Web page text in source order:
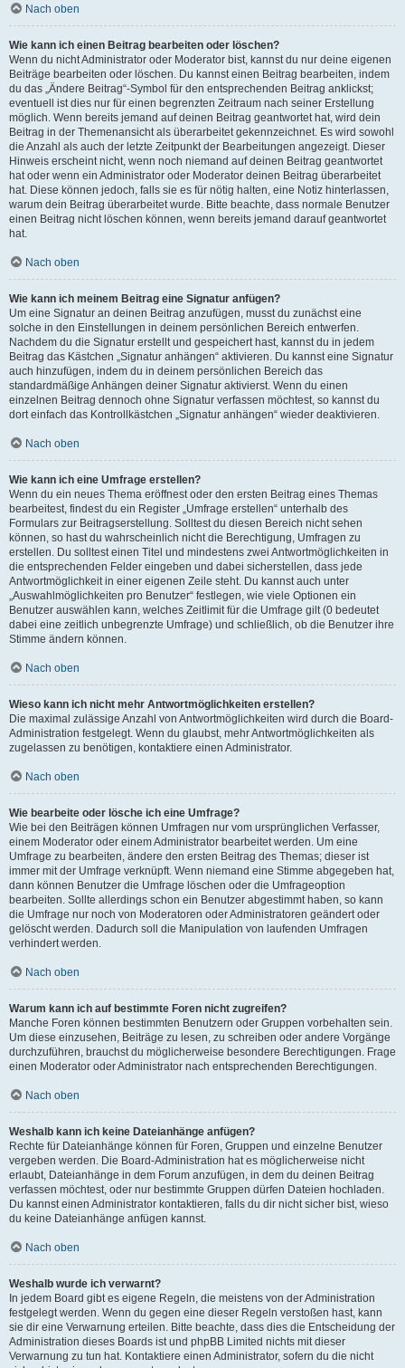
Nach oben
Wie kann ich einen Beitrag bearbeiten oder löschen?
Wenn du nicht Administrator oder Moderator bist, kannst du nur deine eigenen
Beiträge bearbeiten oder löschen. Du kannst einen Beitrag bearbeiten, indem
du das „Ändere Beitrag“-Symbol für den entsprechenden Beitrag anklickst;
eventuell ist dies nur für einen begrenzten Zeitraum nach seiner Erstellung
möglich. Wenn bereits jemand auf deinen Beitrag geantwortet hat, wird dein
Beitrag in der Themenansicht als überarbeitet gekennzeichnet. Es wird sowohl
die Anzahl als auch der letzte Zeitpunkt der Bearbeitungen angezeigt. Dieser
Hinweis erscheint nicht, wenn noch niemand auf deinen Beitrag geantwortet
hat oder wenn ein Administrator oder Moderator deinen Beitrag überarbeitet
hat. Diese können jedoch, falls sie es für nötig halten, eine Notiz hinterlassen,
warum dein Beitrag überarbeitet wurde. Bitte beachte, dass normale Benutzer
einen Beitrag nicht löschen können, wenn bereits jemand darauf geantwortet
hat.
Nach oben
Wie kann ich meinem Beitrag eine Signatur anfügen?
Um eine Signatur an deinen Beitrag anzufügen, musst du zunächst eine
solche in den Einstellungen in deinem persönlichen Bereich entwerfen.
Nachdem du die Signatur erstellt und gespeichert hast, kannst du in jedem
Beitrag das Kästchen „Signatur anhängen“ aktivieren. Du kannst eine Signatur
auch hinzufügen, indem du in deinem persönlichen Bereich das
standardmäßige Anhängen deiner Signatur aktivierst. Wenn du einen
einzelnen Beitrag dennoch ohne Signatur verfassen möchtest, so kannst du
dort einfach das Kontrollkästchen „Signatur anhängen“ wieder deaktivieren.
Nach oben
Wie kann ich eine Umfrage erstellen?
Wenn du ein neues Thema eröffnest oder den ersten Beitrag eines Themas
bearbeitest, findest du ein Register „Umfrage erstellen“ unterhalb des
Formulars zur Beitragserstellung. Solltest du diesen Bereich nicht sehen
können, so hast du wahrscheinlich nicht die Berechtigung, Umfragen zu
erstellen. Du solltest einen Titel und mindestens zwei Antwortmöglichkeiten in
die entsprechenden Felder eingeben und dabei sicherstellen, dass jede
Antwortmöglichkeit in einer eigenen Zeile steht. Du kannst auch unter
„Auswahlmöglichkeiten pro Benutzer“ festlegen, wie viele Optionen ein
Benutzer auswählen kann, welches Zeitlimit für die Umfrage gilt (0 bedeutet
dabei eine zeitlich unbegrenzte Umfrage) und schließlich, ob die Benutzer ihre
Stimme ändern können.
Nach oben
Wieso kann ich nicht mehr Antwortmöglichkeiten erstellen?
Die maximal zulässige Anzahl von Antwortmöglichkeiten wird durch die Board-
Administration festgelegt. Wenn du glaubst, mehr Antwortmöglichkeiten als
zugelassen zu benötigen, kontaktiere einen Administrator.
Nach oben
Wie bearbeite oder lösche ich eine Umfrage?
Wie bei den Beiträgen können Umfragen nur vom ursprünglichen Verfasser,
einem Moderator oder einem Administrator bearbeitet werden. Um eine
Umfrage zu bearbeiten, ändere den ersten Beitrag des Themas; dieser ist
immer mit der Umfrage verknüpft. Wenn niemand eine Stimme abgegeben hat,
dann können Benutzer die Umfrage löschen oder die Umfrageoption
bearbeiten. Sollte allerdings schon ein Benutzer abgestimmt haben, so kann
die Umfrage nur noch von Moderatoren oder Administratoren geändert oder
gelöscht werden. Dadurch soll die Manipulation von laufenden Umfragen
verhindert werden.
Nach oben
Warum kann ich auf bestimmte Foren nicht zugreifen?
Manche Foren können bestimmten Benutzern oder Gruppen vorbehalten sein.
Um diese einzusehen, Beiträge zu lesen, zu schreiben oder andere Vorgänge
durchzuführen, brauchst du möglicherweise besondere Berechtigungen. Frage
einen Moderator oder Administrator nach entsprechenden Berechtigungen.
Nach oben
Weshalb kann ich keine Dateianhänge anfügen?
Rechte für Dateianhänge können für Foren, Gruppen und einzelne Benutzer
vergeben werden. Die Board-Administration hat es möglicherweise nicht
erlaubt, Dateianhänge in dem Forum anzufügen, in dem du deinen Beitrag
verfassen möchtest, oder nur bestimmte Gruppen dürfen Dateien hochladen.
Du kannst einen Administrator kontaktieren, falls du dir nicht sicher bist, wieso
du keine Dateianhänge anfügen kannst.
Nach oben
Weshalb wurde ich verwarnt?
In jedem Board gibt es eigene Regeln, die meistens von der Administration
festgelegt werden. Wenn du gegen eine dieser Regeln verstoßen hast, kann
sie dir eine Verwarnung erteilen. Bitte beachte, dass dies die Entscheidung der
Administration dieses Boards ist und phpBB Limited nichts mit dieser
Verwarnung zu tun hat. Kontaktiere einen Administrator, sofern du die nicht